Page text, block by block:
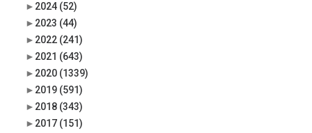
► 2024 (52)
► 2023 (44)
► 2022 (241)
► 2021 (643)
► 2020 (1339)
► 2019 (591)
► 2018 (343)
► 2017 (151)